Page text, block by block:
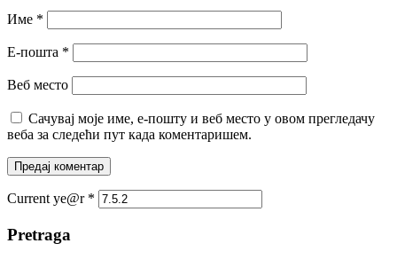
Име *
Е-пошта *
Веб место
Сачувај моје име, е-пошту и веб место у овом прегледачу
веба за следећи пут када коментаришем.
Current ye@r *
Pretraga